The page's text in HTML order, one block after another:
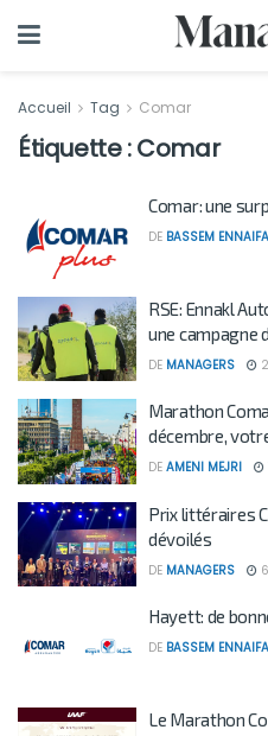
Accueil Tag Comar
Étiquette :Comar
Comar: une
DE BASSEM
RSE: Ennakl
une campagne
DE MANAGERS
Marathon
décembre,
DE AMENI MEJRI
Prix littéraires
dévoilés
DE MANAGERS
Hayett: de
DE BASSEM
Le Marathon